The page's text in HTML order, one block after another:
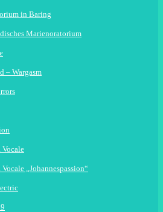
in Baring
Marienoratorium
– Wargasm
Vocale
Vocale „Johannespassion“